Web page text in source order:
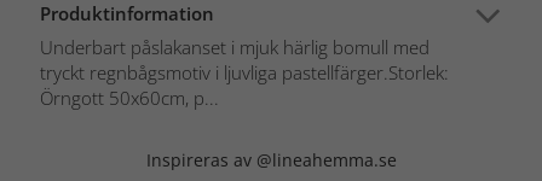
Produktinformation
Underbart påslakanset i mjuk härlig bomull med
tryckt regnbågsmotiv i ljuvliga pastellfärger.Storlek:
Örngott 50x60cm, p...
Inspireras av @lineahemma.se